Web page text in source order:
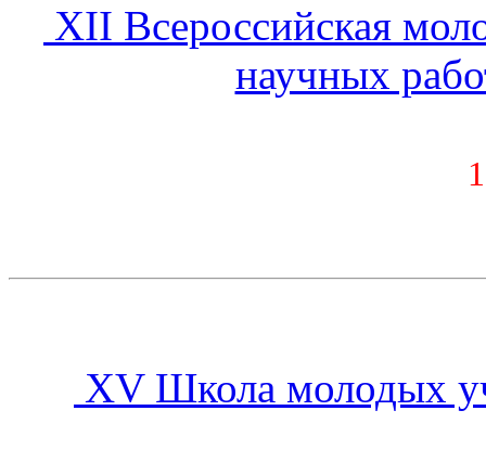
XII Всероссийская
научных
XV Школа молодых